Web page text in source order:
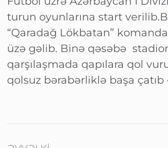
turun oyunlarına start
“Qaradağ Lökbatan”
üzə gəlib. Binə qəsəbə
qarşılaşmada qapılara qol
qolsuz bərabərliklə başa çatıb